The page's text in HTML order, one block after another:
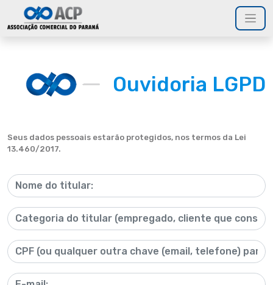
Ouvidoria LGPD
Seus dados pessoais estarão protegidos, nos termos da Lei
13.460/2017.